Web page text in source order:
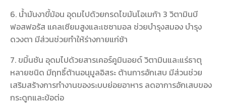
6. น้ำมันงาขี้ม้อน อุดมไปด้วยกรดไขมันโอเมก้า 3 วิตามินบี
ฟอสฟอรัส แคลเซียมสูงและเซซามอล ช่วยบำรุงสมอง บำรุง
ดวงตา มีส่วนช่วยทำให้ร่างกายแก่ช้า
7. ขมิ้นชัน อุดมไปด้วยสารเคอร์คูมินอยด์ วิตามินและแร่ธาตุ
หลายชนิด มีฤทธิ์ต้านอนุมูลอิสระ ต้านการอักเสบ มีส่วนช่วย
เสริมสร้างการทำงานของระบบย่อยอาหาร ลดอาการอักเสบของ
กระดูกและข้อต่อ